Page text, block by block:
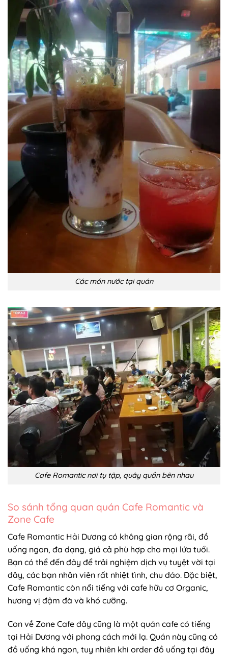
Các món nước tại quán
Cafe Romantic nơi tụ tập, quây quần bên nhau
So sánh tổng quan quán Cafe Romantic và
Zone Cafe
Cafe Romantic Hải Dương có không gian rộng rãi, đồ
uống ngon, đa dạng, giá cả phù hợp cho mọi lứa tuổi.
Bạn có thể đến đây để trải nghiệm dịch vụ tuyệt vời tại
đây, các bạn nhân viên rất nhiệt tình, chu đáo. Đặc biệt,
Cafe Romantic còn nổi tiếng với cafe hữu cơ Organic,
hương vị đậm đà và khó cưỡng.
Con về Zone Cafe đây cũng là một quán cafe có tiếng
tại Hải Dương với phong cách mới lạ. Quán này cũng có
đồ uống khá ngon, tuy nhiên khi order đồ uống tại đây